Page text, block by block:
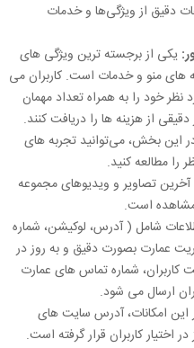
دقیق از ویژگی‌ها و خدمات
: یکی از برجسته‌ ترین ویژگی‌ های
‌های منو و خدمات است. کاربران می
خود را به همراه تعداد مهمان
از هزینه ها را دریافت کنند.
این بخش، می‌توانید تجربه‌ های
را مطالعه کنید.
آخرین تصاویر و ویدیوهای مجموعه
است.
شامل ( آدرس، لوکیشن، شماره
عمارت بصورت دقیق و به‌ روز در
شماره تماس ‌های عمارت
ارسال می ‌شود.
این امکانات، آدرس سایت‌ های
کاربران قرار گرفته است.